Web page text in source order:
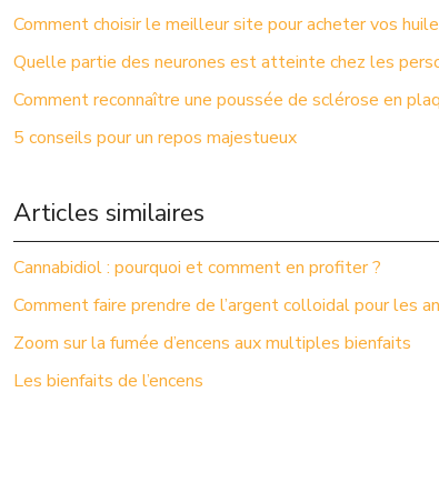
Comment choisir le meilleur site pour acheter vos
Quelle partie des neurones est atteinte chez les
Comment reconnaître une poussée de sclérose en
5 conseils pour un repos majestueux
Articles similaires
Cannabidiol : pourquoi et comment en profiter ?
Comment faire prendre de l’argent colloidal pour les
Zoom sur la fumée d’encens aux multiples bienfaits
Les bienfaits de l’encens